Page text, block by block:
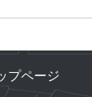
プページ